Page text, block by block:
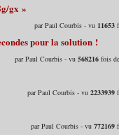
gx »
par Paul Courbis - vu 11653
pour la solution !
par Paul Courbis - vu568216 fois
par Paul Courbis - vu2233939
par Paul Courbis - vu772169